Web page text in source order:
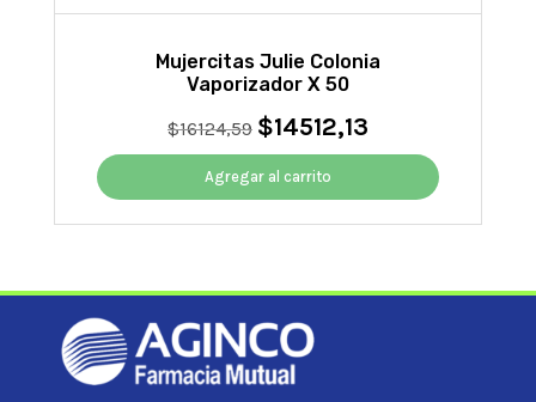
Mujercitas Julie Colonia
Vaporizador X 50
$16124,59 El
precio
original
era:
$16124,59.
$14512,13El
precio
es:
$14512,13.
Agregar al carrito